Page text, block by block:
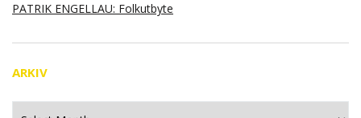
PATRIK ENGELLAU: Folkutbyte
ARKIV